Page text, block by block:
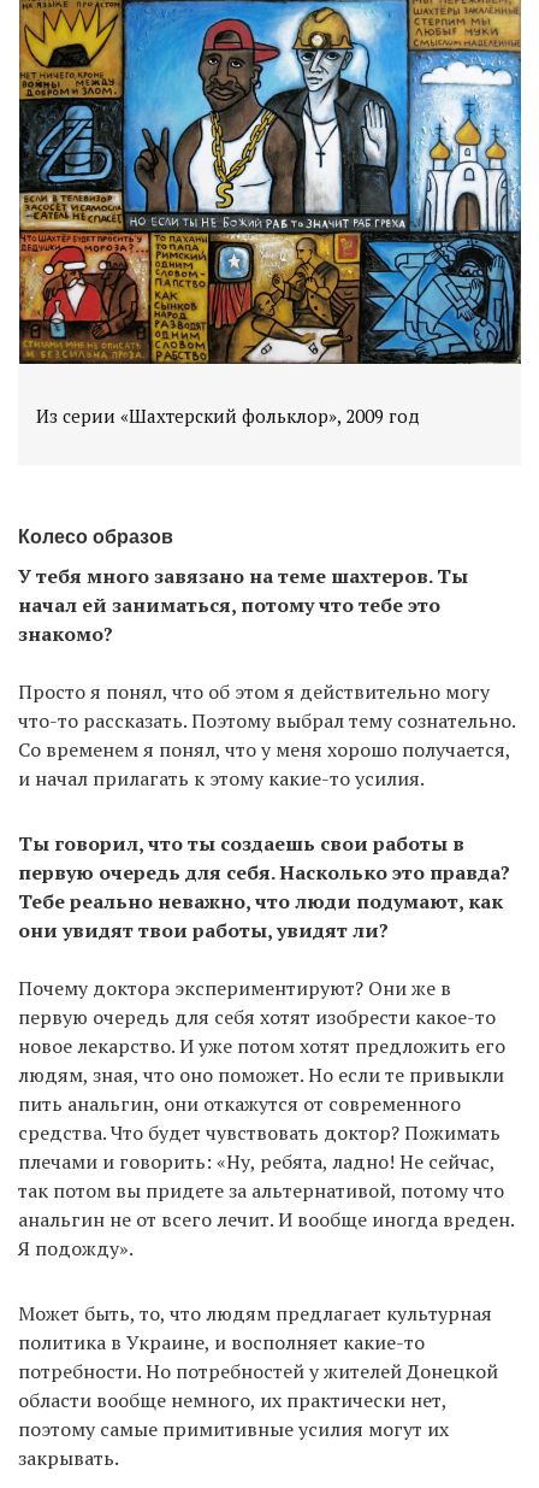
Из серии «Шахтерский фольклор», 2009 год
Колесо образов
У тебя много завязано на теме шахтеров. Ты
начал ей заниматься, потому что тебе это
знакомо?
Просто я понял, что об этом я действительно могу
что-то рассказать. Поэтому выбрал тему сознательно.
Со временем я понял, что у меня хорошо получается,
и начал прилагать к этому какие-то усилия.
Ты говорил, что ты создаешь свои работы в
первую очередь для себя. Насколько это правда?
Тебе реально неважно, что люди подумают, как
они увидят твои работы, увидят ли?
Почему доктора экспериментируют? Они же в
первую очередь для себя хотят изобрести какое-то
новое лекарство. И уже потом хотят предложить его
людям, зная, что оно поможет. Но если те привыкли
пить анальгин, они откажутся от современного
средства. Что будет чувствовать доктор? Пожимать
плечами и говорить: «Ну, ребята, ладно! Не сейчас,
так потом вы придете за альтернативой, потому что
анальгин не от всего лечит. И вообще иногда вреден.
Я подожду».
Может быть, то, что людям предлагает культурная
политика в Украине, и восполняет какие-то
потребности. Но потребностей у жителей Донецкой
области вообще немного, их практически нет,
поэтому самые примитивные усилия могут их
закрывать.